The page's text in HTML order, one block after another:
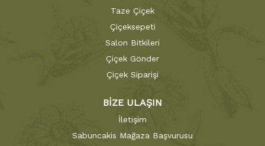
Taze Çiçek
Çiçeksepeti
Salon Bitkileri
Çiçek Gönder
Çiçek Siparişi
BİZE ULAŞIN
İletişim
Sabuncakis Mağaza Başvurusu